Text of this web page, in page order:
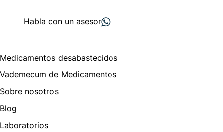
Habla con un asesor
Medicamentos desabastecidos
Vademecum de Medicamentos
Sobre nosotros
Blog
Laboratorios